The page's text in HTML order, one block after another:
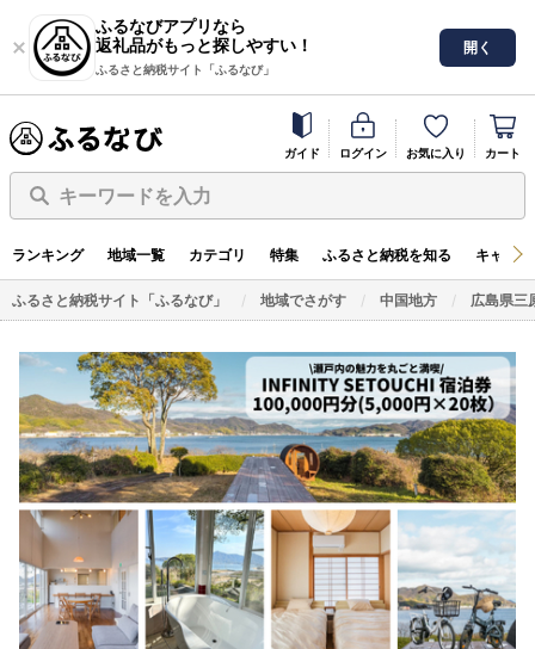
ふるなびアプリなら
返礼品がもっと探しやすい！
ふるさと納税サイト「ふるなび」
開く
ガイド ログイン お気に入り カート
キーワードを入力
ランキング 地域一覧 カテゴリ 特集 ふるさと納税を知る キャン
ふるさと納税サイト「ふるなび」 地域でさがす 中国地方 広島県三